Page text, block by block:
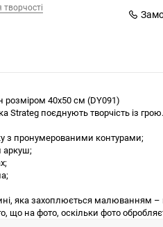
творчості
40х50 см (DY091)
Strateg поєднують творчість із
з пронумерованими контурами;
аркуш;
яка захоплюється малюванням –
що на фото, оскільки фото